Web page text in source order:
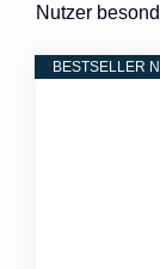
Nutzer
BESTSELLER